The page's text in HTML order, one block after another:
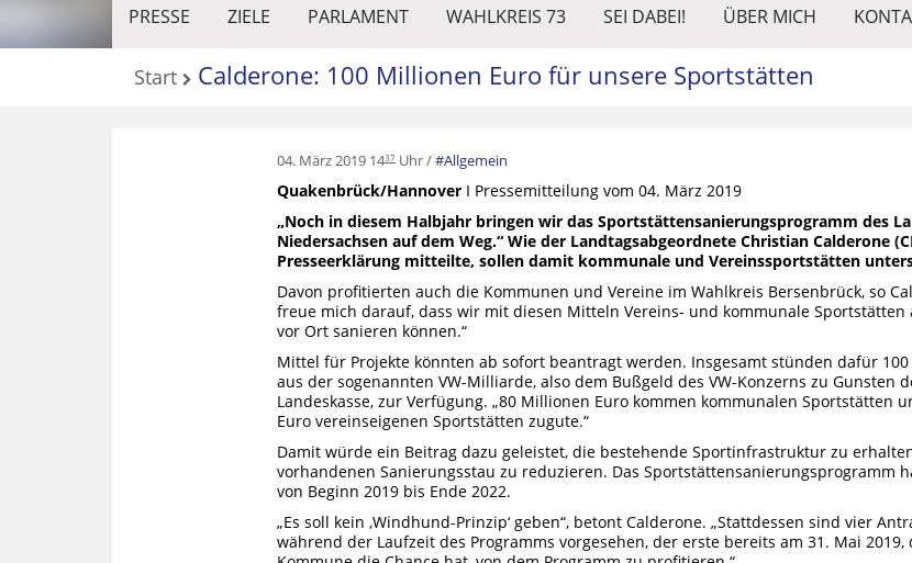
PRESSE ZIELE PARLAMENT WAHLKREIS 73 SEI DABEI! ÜBER MICH
Start Calderone: 100 Millionen Euro für unsere Sportstätten
04. März 2019 1437 Uhr Allgemein
Quakenbrück/Hannover I Pressemitteilung vom 04. März 2019
„Noch in diesem Halbjahr bringen wir das Sportstättensanierungsprogramm des
Niedersachsen auf dem Weg.“ Wie der Landtagsabgeordnete Christian Calderone
Presseerklärung mitteilte, sollen damit kommunale und Vereinssportstätten
Davon profitierten auch die Kommunen und Vereine im Wahlkreis Bersenbrück, so
freue mich darauf, dass wir mit diesen Mitteln Vereins- und kommunale Sportstätten
vor Ort sanieren können.“
Mittel für Projekte könnten ab sofort beantragt werden. Insgesamt stünden dafür
aus der sogenannten VW-Milliarde, also dem Bußgeld des VW-Konzerns zu Gunsten
Landeskasse, zur Verfügung. „80 Millionen Euro kommen kommunalen Sportstätten
Euro vereinseigenen Sportstätten zugute.“
Damit würde ein Beitrag dazu geleistet, die bestehende Sportinfrastruktur zu
vorhandenen Sanierungsstau zu reduzieren. Das Sportstättensanierungsprogramm
von Beginn 2019 bis Ende 2022.
„Es soll kein ,Windhund-Prinzip‘ geben“, betont Calderone. „Stattdessen sind vier
während der Laufzeit des Programms vorgesehen, der erste bereits am 31. Mai 2019,